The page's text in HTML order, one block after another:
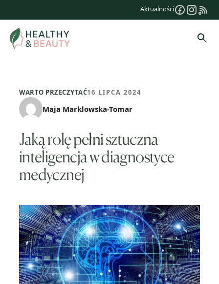
treści
Aktualności
WARTO PRZECZYTAĆ16 LIPCA 2024
Maja Marklowska-Tomar
Jaką rolę pełni sztuczna
inteligencja w diagnostyce
medycznej